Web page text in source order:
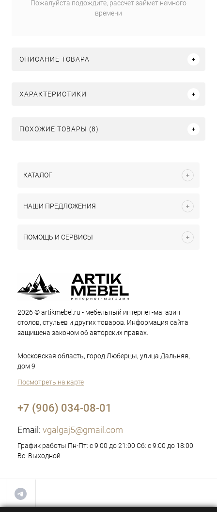
Пожалуйста подождите, рассчет займет немного
времени
ОПИСАНИЕ ТОВАРА
ХАРАКТЕРИСТИКИ
ПОХОЖИЕ ТОВАРЫ (8)
КАТАЛОГ
НАШИ ПРЕДЛОЖЕНИЯ
ПОМОЩЬ И СЕРВИСЫ
2026 © artikmebel.ru - мебельный интернет-магазин
столов, стульев и других товаров. Информация сайта
защищена законом об авторских правах.
Московская область, город Люберцы, улица Дальняя,
дом 9
Посмотреть на карте
+7 (906) 034-08-01
Email: vgalgaj5@gmail.com
График работы Пн-Пт: с 9:00 до 21:00 Сб: с 9:00 до 18:00
Вс: Выходной